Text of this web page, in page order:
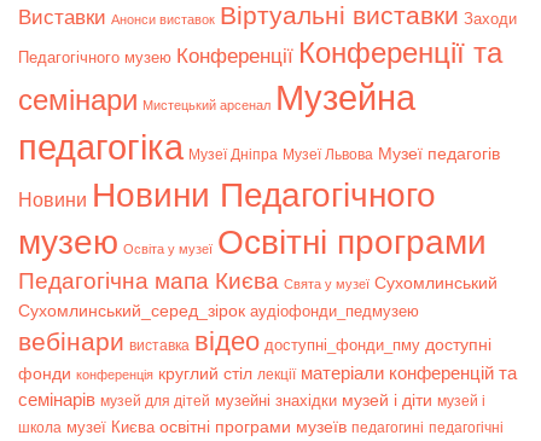
Bиставки Анонси виставок Віртуальні виставки Заходи
Педагогічного музею Конференції Конференції та
семінари Мистецький арсенал Музейна
педагогіка Музеї Дніпра Музеї Львова Музеї педагогів
Новини Новини Педагогічного
музею Освіта у музеї Освітні програми
Педагогічна мапа Києва Свята у музеї Сухомлинський
Сухомлинський_серед_зірок аудіофонди_педмузею
вебінари виставка відео доступні_фонди_пму доступні
фонди конференція круглий стіл лекції матеріали конференцій та
семінарів музей для дітей музейні знахідки музей і діти музей і
школа музеї Києва освітні програми музеїв педагогині педагогічні